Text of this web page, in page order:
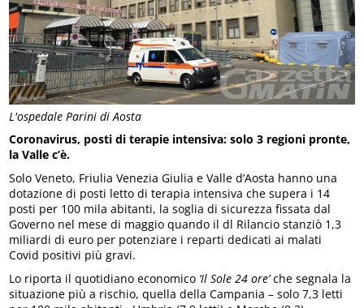
L'ospedale Parini di Aosta
Coronavirus, posti di terapie intensiva: solo 3 regioni pronte,
la Valle c’è.
Solo Veneto, Friulia Venezia Giulia e Valle d’Aosta hanno una
dotazione di posti letto di terapia intensiva che supera i 14
posti per 100 mila abitanti, la soglia di sicurezza fissata dal
Governo nel mese di maggio quando il dl Rilancio stanziò 1,3
miliardi di euro per potenziare i reparti dedicati ai malati
Covid positivi più gravi.
Lo riporta il quotidiano economico ‘Il Sole 24 ore’che segnala la
situazione più a rischio, quella della Campania – solo 7,3 letti